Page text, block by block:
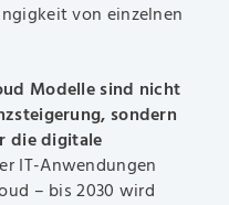
von einzelnen
Modelle sind nicht
sondern
die digitale
IT-Anwendungen
– bis 2030 wird